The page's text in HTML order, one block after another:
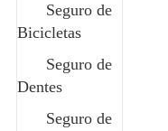
Seguro de
Bicicletas
Seguro de
Dentes
Seguro de